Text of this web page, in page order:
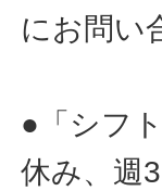
にお問い
●「シフ
休み、週